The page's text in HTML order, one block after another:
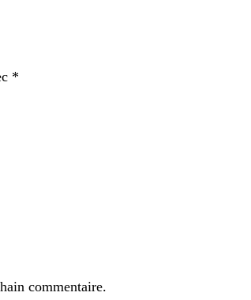
*
commentaire.